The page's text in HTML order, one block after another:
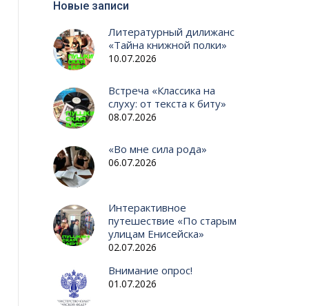
Новые записи
Литературный дилижанс
«Тайна книжной полки»
10.07.2026
Встреча «Классика на
слуху: от текста к биту»
08.07.2026
«Во мне сила рода»
06.07.2026
Интерактивное
путешествие «По старым
улицам Енисейска»
02.07.2026
Внимание опрос!
01.07.2026